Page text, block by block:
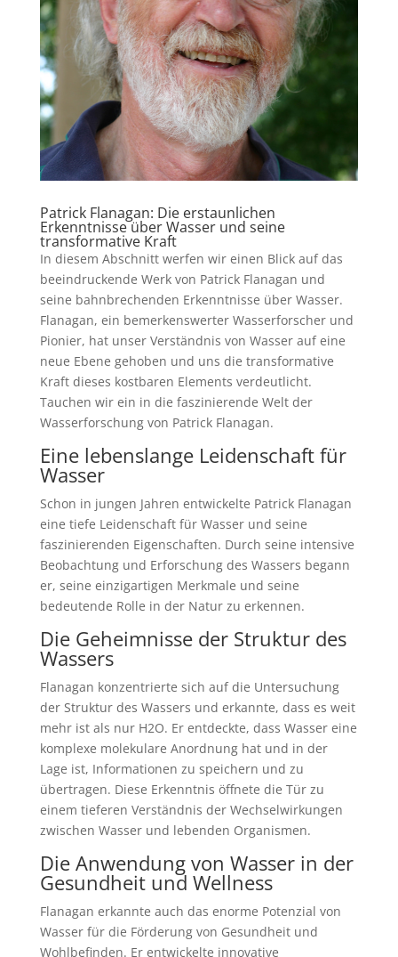
Patrick Flanagan: Die erstaunlichen
Erkenntnisse über Wasser und seine
transformative Kraft
In diesem Abschnitt werfen wir einen Blick auf das
beeindruckende Werk von Patrick Flanagan und
seine bahnbrechenden Erkenntnisse über Wasser.
Flanagan, ein bemerkenswerter Wasserforscher und
Pionier, hat unser Verständnis von Wasser auf eine
neue Ebene gehoben und uns die transformative
Kraft dieses kostbaren Elements verdeutlicht.
Tauchen wir ein in die faszinierende Welt der
Wasserforschung von Patrick Flanagan.
Eine lebenslange Leidenschaft für
Wasser
Schon in jungen Jahren entwickelte Patrick Flanagan
eine tiefe Leidenschaft für Wasser und seine
faszinierenden Eigenschaften. Durch seine intensive
Beobachtung und Erforschung des Wassers begann
er, seine einzigartigen Merkmale und seine
bedeutende Rolle in der Natur zu erkennen.
Die Geheimnisse der Struktur des
Wassers
Flanagan konzentrierte sich auf die Untersuchung
der Struktur des Wassers und erkannte, dass es weit
mehr ist als nur H2O. Er entdeckte, dass Wasser eine
komplexe molekulare Anordnung hat und in der
Lage ist, Informationen zu speichern und zu
übertragen. Diese Erkenntnis öffnete die Tür zu
einem tieferen Verständnis der Wechselwirkungen
zwischen Wasser und lebenden Organismen.
Die Anwendung von Wasser in der
Gesundheit und Wellness
Flanagan erkannte auch das enorme Potenzial von
Wasser für die Förderung von Gesundheit und
Wohlbefinden. Er entwickelte innovative